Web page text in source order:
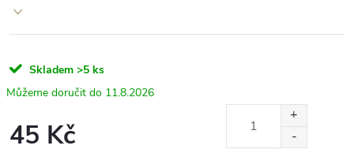
Skladem >5 ks
11.8.2026
45 Kč